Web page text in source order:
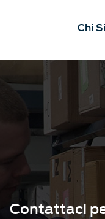
Chi
Contattaci